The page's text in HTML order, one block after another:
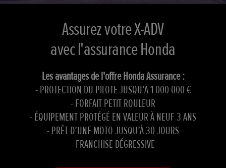
Assurez votre X-ADV
avec l'assurance Honda
Les avantages de l'offre Honda Assurance :
- PROTECTION DU PILOTE JUSQU’À 1 000 000 €
- FORFAIT PETIT ROULEUR
- ÉQUIPEMENT PROTÉGÉ EN VALEUR À NEUF 3 ANS
- PRÊT D’UNE MOTO JUSQU’À 30 JOURS
- FRANCHISE DÉGRESSIVE